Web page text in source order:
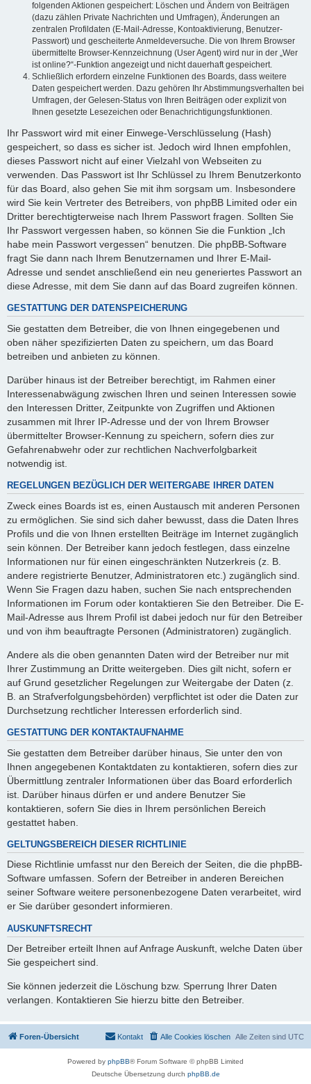
folgenden Aktionen gespeichert: Löschen und Ändern von Beiträgen
(dazu zählen Private Nachrichten und Umfragen), Änderungen an
zentralen Profildaten (E-Mail-Adresse, Kontoaktivierung, Benutzer-
Passwort) und gescheiterte Anmeldeversuche. Die von Ihrem Browser
übermittelte Browser-Kennzeichnung (User Agent) wird nur in der „Wer
ist online?“-Funktion angezeigt und nicht dauerhaft gespeichert.
Schließlich erfordern einzelne Funktionen des Boards, dass weitere
Daten gespeichert werden. Dazu gehören Ihr Abstimmungsverhalten bei
Umfragen, der Gelesen-Status von Ihren Beiträgen oder explizit von
Ihnen gesetzte Lesezeichen oder Benachrichtigungsfunktionen.
Ihr Passwort wird mit einer Einwege-Verschlüsselung (Hash)
gespeichert, so dass es sicher ist. Jedoch wird Ihnen empfohlen,
dieses Passwort nicht auf einer Vielzahl von Webseiten zu
verwenden. Das Passwort ist Ihr Schlüssel zu Ihrem Benutzerkonto
für das Board, also gehen Sie mit ihm sorgsam um. Insbesondere
wird Sie kein Vertreter des Betreibers, von phpBB Limited oder ein
Dritter berechtigterweise nach Ihrem Passwort fragen. Sollten Sie
Ihr Passwort vergessen haben, so können Sie die Funktion „Ich
habe mein Passwort vergessen“ benutzen. Die phpBB-Software
fragt Sie dann nach Ihrem Benutzernamen und Ihrer E-Mail-
Adresse und sendet anschließend ein neu generiertes Passwort an
diese Adresse, mit dem Sie dann auf das Board zugreifen können.
GESTATTUNG DER DATENSPEICHERUNG
Sie gestatten dem Betreiber, die von Ihnen eingegebenen und
oben näher spezifizierten Daten zu speichern, um das Board
betreiben und anbieten zu können.
Darüber hinaus ist der Betreiber berechtigt, im Rahmen einer
Interessenabwägung zwischen Ihren und seinen Interessen sowie
den Interessen Dritter, Zeitpunkte von Zugriffen und Aktionen
zusammen mit Ihrer IP-Adresse und der von Ihrem Browser
übermittelter Browser-Kennung zu speichern, sofern dies zur
Gefahrenabwehr oder zur rechtlichen Nachverfolgbarkeit
notwendig ist.
REGELUNGEN BEZÜGLICH DER WEITERGABE IHRER DATEN
Zweck eines Boards ist es, einen Austausch mit anderen Personen
zu ermöglichen. Sie sind sich daher bewusst, dass die Daten Ihres
Profils und die von Ihnen erstellten Beiträge im Internet zugänglich
sein können. Der Betreiber kann jedoch festlegen, dass einzelne
Informationen nur für einen eingeschränkten Nutzerkreis (z. B.
andere registrierte Benutzer, Administratoren etc.) zugänglich sind.
Wenn Sie Fragen dazu haben, suchen Sie nach entsprechenden
Informationen im Forum oder kontaktieren Sie den Betreiber. Die E-
Mail-Adresse aus Ihrem Profil ist dabei jedoch nur für den Betreiber
und von ihm beauftragte Personen (Administratoren) zugänglich.
Andere als die oben genannten Daten wird der Betreiber nur mit
Ihrer Zustimmung an Dritte weitergeben. Dies gilt nicht, sofern er
auf Grund gesetzlicher Regelungen zur Weitergabe der Daten (z.
B. an Strafverfolgungsbehörden) verpflichtet ist oder die Daten zur
Durchsetzung rechtlicher Interessen erforderlich sind.
GESTATTUNG DER KONTAKTAUFNAHME
Sie gestatten dem Betreiber darüber hinaus, Sie unter den von
Ihnen angegebenen Kontaktdaten zu kontaktieren, sofern dies zur
Übermittlung zentraler Informationen über das Board erforderlich
ist. Darüber hinaus dürfen er und andere Benutzer Sie
kontaktieren, sofern Sie dies in Ihrem persönlichen Bereich
gestattet haben.
GELTUNGSBEREICH DIESER RICHTLINIE
Diese Richtlinie umfasst nur den Bereich der Seiten, die die phpBB-
Software umfassen. Sofern der Betreiber in anderen Bereichen
seiner Software weitere personenbezogene Daten verarbeitet, wird
er Sie darüber gesondert informieren.
AUSKUNFTSRECHT
Der Betreiber erteilt Ihnen auf Anfrage Auskunft, welche Daten über
Sie gespeichert sind.
Sie können jederzeit die Löschung bzw. Sperrung Ihrer Daten
verlangen. Kontaktieren Sie hierzu bitte den Betreiber.
Foren-Übersicht Alle Zeiten sind UTC
Alle Cookies löschen
Kontakt
Powered by phpBB® Forum Software © phpBB Limited
Deutsche Übersetzung durch phpBB.de